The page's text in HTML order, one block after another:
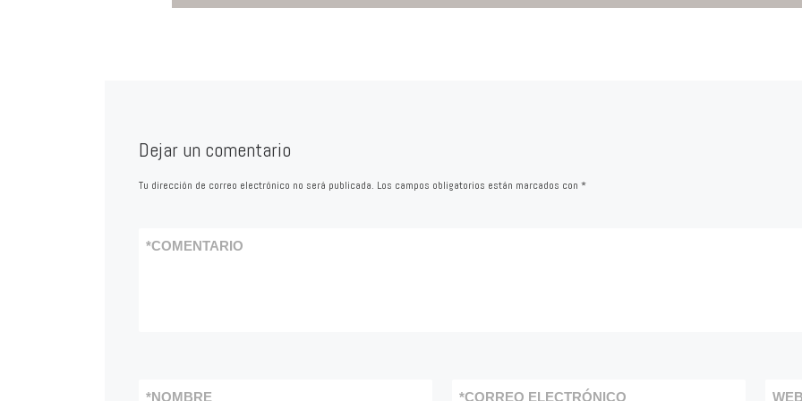
Dejar un comentario
Tu dirección de correo electrónico no será publicada. Los campos obligatorios están marcados con *
COMENTARIO
*
NOMBRE
* CORREO ELECTRÓNICO
*